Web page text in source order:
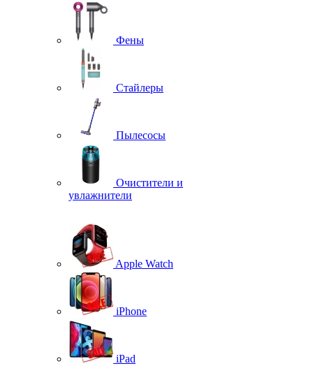
Фены
Стайлеры
Пылесосы
Очистители и
увлажнители
Apple Watch
iPhone
iPad